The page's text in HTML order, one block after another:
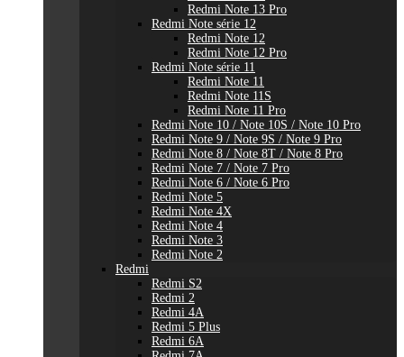
Redmi Note 13 Pro
Redmi Note série 12
Redmi Note 12
Redmi Note 12 Pro
Redmi Note série 11
Redmi Note 11
Redmi Note 11S
Redmi Note 11 Pro
Redmi Note 10 / Note 10S / Note 10 Pro
Redmi Note 9 / Note 9S / Note 9 Pro
Redmi Note 8 / Note 8T / Note 8 Pro
Redmi Note 7 / Note 7 Pro
Redmi Note 6 / Note 6 Pro
Redmi Note 5
Redmi Note 4X
Redmi Note 4
Redmi Note 3
Redmi Note 2
Redmi
Redmi S2
Redmi 2
Redmi 4A
Redmi 5 Plus
Redmi 6A